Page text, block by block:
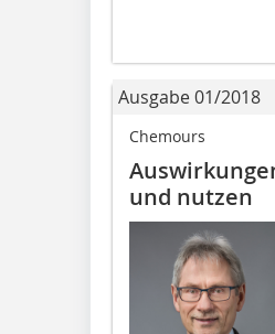
Ausgabe 01/2018
Chemours
und nutzen